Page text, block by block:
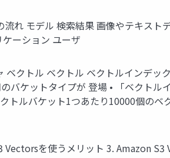
れ モデル 検索結果 画像やテキス
ーション ユーザ
ベクトル ベクトル ベクトルインデ
バケットタイプが 登場 • 「ベクト
トルバケット1つあたり10000個の
を使うメリット 3. Amazon